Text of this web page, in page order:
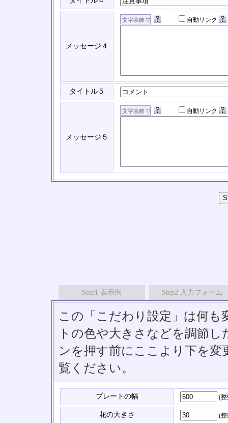
メッセージ４
自動リンク
タイトル５
メッセージ５
自動リンク
Step1 表示例 Step2 入力フォーム
この「こだわり設定」は何
トの色や大きさなどを調節
ンを押す前にここより下を
覧ください。
プレートの幅 (
花の大きさ (